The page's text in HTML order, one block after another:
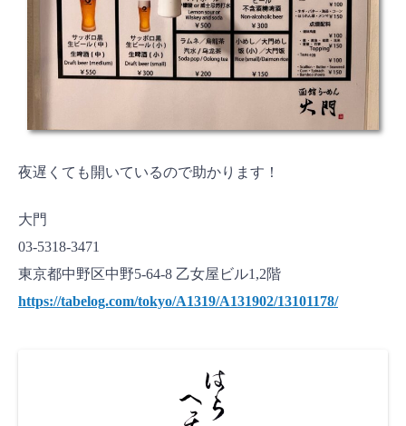
夜遅くても開いているので助かります！
大門
03-5318-3471
東京都中野区中野5-64-8 乙女屋ビル1,2階
https://tabelog.com/tokyo/A1319/A131902/13101178/